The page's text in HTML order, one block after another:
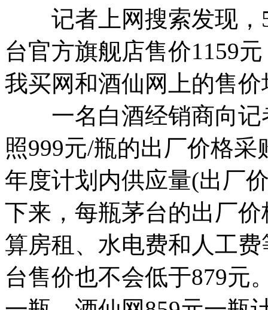
记者上网搜索发现，
台官方旗舰店售价1159
我买网和酒仙网上的售
一名白酒经销商向记
照999元/瓶的出厂价格
年度计划内供应量(出厂
下来，每瓶茅台的出厂
算房租、水电费和人工
台售价也不会低于879元